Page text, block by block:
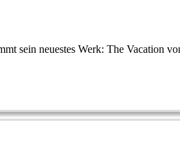
sein neuestes Werk: The Vacation